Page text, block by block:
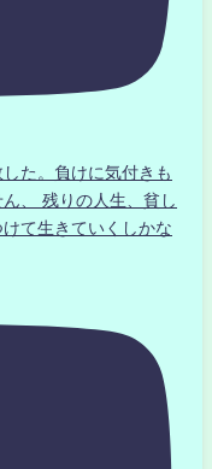
た。負けに気付きも
、 残りの人生、貧し
て生きていくしかな